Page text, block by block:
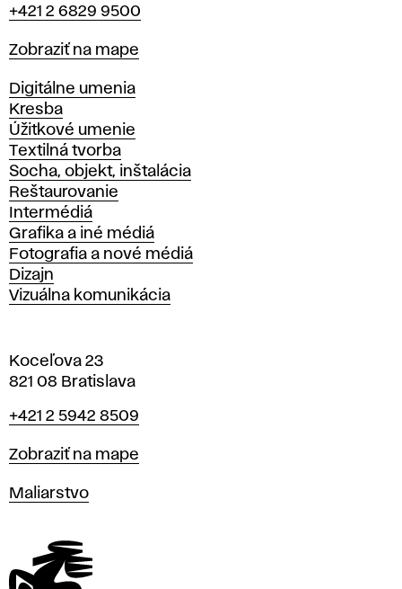
+421 2 6829 9500
Mapa
Zobraziť na mape
Katedry
Digitálne umenia
Kresba
Úžitkové umenie
Textilná tvorba
Socha, objekt, inštalácia
Reštaurovanie
Intermédiá
Grafika a iné médiá
Fotografia a nové médiá
Dizajn
Vizuálna komunikácia
Koceľova 23
821 08 Bratislava
Telefón
+421 2 5942 8509
Mapa
Zobraziť na mape
Katedry
Maliarstvo